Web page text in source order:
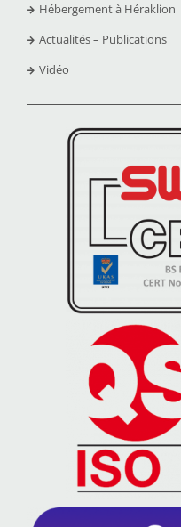
Hébergement à Héraklion
Actualités – Publications
Vidéo